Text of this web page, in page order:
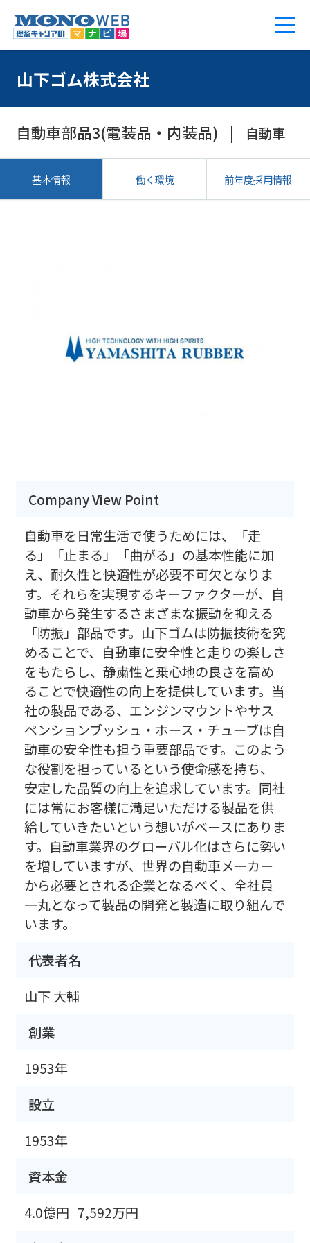
山下ゴム株式会社
自動車部品3(電装品・内装品) 自動車
基本情報 働く環境 前年度採用情報
Company View Point
自動車を日常生活で使うためには、「走
る」「止まる」「曲がる」の基本性能に加
え、耐久性と快適性が必要不可欠となりま
す。それらを実現するキーファクターが、自
動車から発生するさまざまな振動を抑える
「防振」部品です。山下ゴムは防振技術を究
めることで、自動車に安全性と走りの楽しさ
をもたらし、静粛性と乗心地の良さを高め
ることで快適性の向上を提供しています。当
社の製品である、エンジンマウントやサス
ペンションブッシュ・ホース・チューブは自
動車の安全性も担う重要部品です。このよう
な役割を担っているという使命感を持ち、
安定した品質の向上を追求しています。同社
には常にお客様に満足いただける製品を供
給していきたいという想いがベースにありま
す。自動車業界のグローバル化はさらに勢い
を増していますが、世界の自動車メーカー
から必要とされる企業となるべく、全社員
一丸となって製品の開発と製造に取り組んで
います。
代表者名
山下 大輔
創業
1953年
設立
1953年
資本金
4.0億円 7,592万円